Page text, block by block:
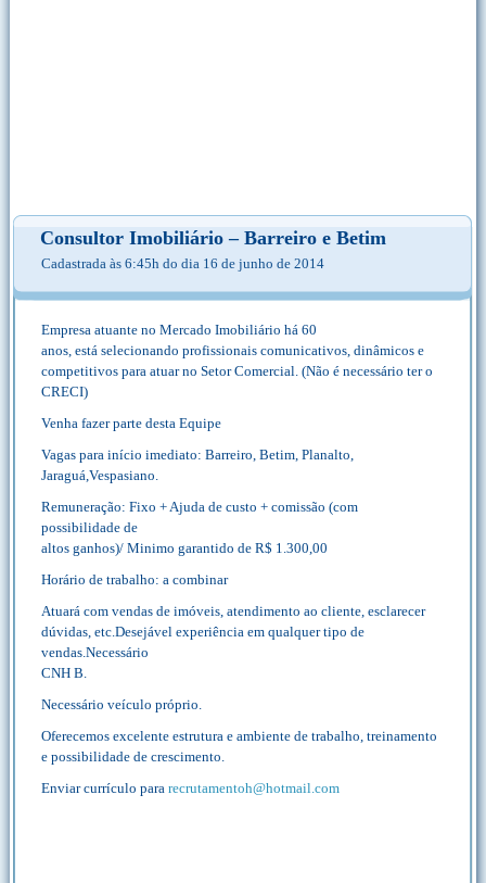
Consultor Imobiliário – Barreiro e Betim
Cadastrada às 6:45h do dia 16 de junho de 2014
Empresa atuante no Mercado Imobiliário há 60
anos, está selecionando profissionais comunicativos, dinâmicos e
competitivos para atuar no Setor Comercial. (Não é necessário ter o
CRECI)
Venha fazer parte desta Equipe
Vagas para início imediato: Barreiro, Betim, Planalto,
Jaraguá,Vespasiano.
Remuneração: Fixo + Ajuda de custo + comissão (com
possibilidade de
altos ganhos)/ Minimo garantido de R$ 1.300,00
Horário de trabalho: a combinar
Atuará com vendas de imóveis, atendimento ao cliente, esclarecer
dúvidas, etc.Desejável experiência em qualquer tipo de
vendas.Necessário
CNH B.
Necessário veículo próprio.
Oferecemos excelente estrutura e ambiente de trabalho, treinamento
e possibilidade de crescimento.
Enviar currículo para recrutamentoh@hotmail.com